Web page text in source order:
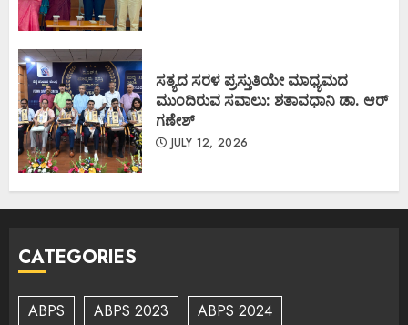
ಸತ್ಯದ ಸರಳ ಪ್ರಸ್ತುತಿಯೇ ಮಾಧ್ಯಮದ
ಮುಂದಿರುವ ಸವಾಲು: ಶತಾವಧಾನಿ ಡಾ. ಆರ್
ಗಣೇಶ್
JULY 12, 2026
CATEGORIES
ABPS ABPS 2023
ABPS 2024